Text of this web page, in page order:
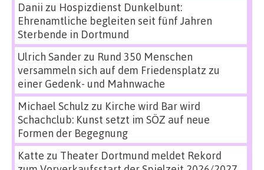
Danii zu Hospizdienst Dunkelbunt:
Ehrenamtliche begleiten seit fünf Jahren
Sterbende in Dortmund
Ulrich Sanderzu Rund 350 Menschen
versammeln sich auf dem Friedensplatz zu
einer Gedenk- und Mahnwache
Michael Schulz zu Kirche wird Bar wird
Schachclub: Kunst setzt im SÖZ auf neue
Formen der Begegnung
Katte zu Theater Dortmund meldet Rekord